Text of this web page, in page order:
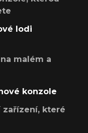
lodi
malém a
konzole
zařízení, které